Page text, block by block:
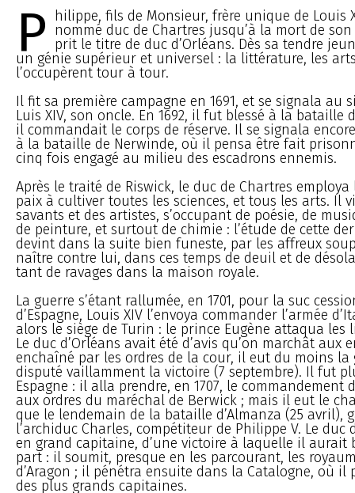
P
hilippe, fils de Monsieur, frère unique de Louis
nommé duc de Chartres jusqu’à la mort de son
prit le titre de duc d’Orléans. Dès sa tendre
un génie supérieur et universel : la littérature, les
l’occupèrent tour à tour.
Il fit sa première campagne en 1691, et se signala au
Luis XIV, son oncle. En 1692, il fut blessé à la bataille
il commandait le corps de réserve. Il se signala
à la bataille de Nerwinde, où il pensa être fait
cinq fois engagé au milieu des escadrons ennemis.
Après le traité de Riswick, le duc de Chartres
paix à cultiver toutes les sciences, et tous les arts. Il
savants et des artistes, s’occupant de poésie, de
de peinture, et surtout de chimie : l’étude de cette
devint dans la suite bien funeste, par les affreux
naître contre lui, dans ces temps de deuil et de
tant de ravages dans la maison royale.
La guerre s’étant rallumée, en 1701, pour la suc
d’Espagne, Louis XIV l’envoya commander l’armée
alors le siège de Turin : le prince Eugène attaqua les
Le duc d’Orléans avait été d’avis qu’on marchât aux
enchaîné par les ordres de la cour, il eut du moins la
disputé vaillamment la victoire (7 septembre). Il fut
Espagne : il alla prendre, en 1707, le commandement
aux ordres du maréchal de Berwick ; mais il eut le
que le lendemain de la bataille d’Almanza (25 avril),
l’archiduc Charles, compétiteur de Philippe V. Le duc
en grand capitaine, d’une victoire à laquelle il aurait
part : il soumit, presque en les parcourant, les
d’Aragon ; il pénétra ensuite dans la Catalogne, où il
des plus grands capitaines.